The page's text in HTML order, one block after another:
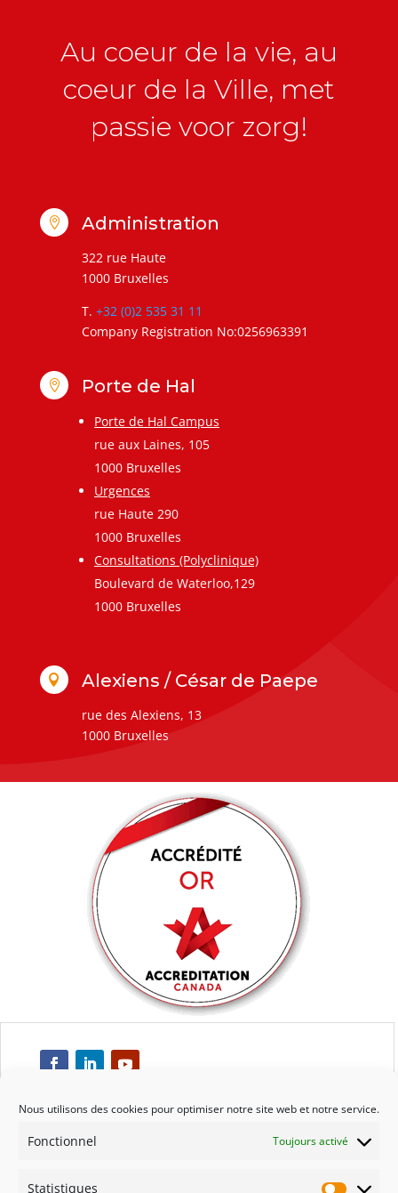
Nous utilisons des cookies pour optimiser notre site web et notre service.
Fonctionnel Toujours activé
Statistiques
Au coeur de la vie, au
coeur de la Ville, met
passie voor zorg!
 Administration
322 rue Haute
1000 Bruxelles
T. +32 (0)2 535 31 11
Company Registration No:0256963391
 Porte de Hal
Porte de Hal Campus
rue aux Laines, 105
1000 Bruxelles
Urgences
rue Haute 290
1000 Bruxelles
Consultations (Polyclinique)
Boulevard de Waterloo,129
1000 Bruxelles
 Alexiens / César de Paepe
rue des Alexiens, 13
1000 Bruxelles
Respect